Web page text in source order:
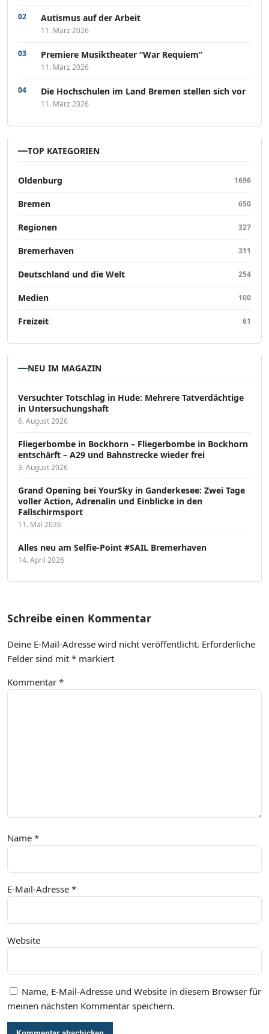
Autismus auf der Arbeit
11. März 2026
Premiere Musiktheater “War Requiem”
11. März 2026
Die Hochschulen im Land Bremen stellen sich vor
11. März 2026
TOP KATEGORIEN
Oldenburg 1696
Bremen 650
Regionen 327
Bremerhaven 311
Deutschland und die Welt 254
Medien 100
Freizeit 61
NEU IM MAGAZIN
Versucht­er Totschlag in Hude: Mehrere Tatverdächtige
in Untersuchungshaft
6. August 2026
Fliegerbombe in Bockhorn – Fliegerbombe in Bockhorn
entschärft – A29 und Bahnstrecke wieder frei
3. August 2026
Grand Opening bei YourSky in Ganderkesee: Zwei Tage
voller Action, Adrenalin und Einblicke in den
Fallschirmsport
11. Mai 2026
Alles neu am Selfie-Point #SAIL Bremerhaven
14. April 2026
Schreibe einen Kommentar
Deine E-Mail-Adresse wird nicht veröffentlicht. Erforderliche
Felder sind mit * markiert
Kommentar *
Name *
E-Mail-Adresse *
Website
Name, E-Mail-Adresse und Website in diesem Browser für
meinen nächsten Kommentar speichern.